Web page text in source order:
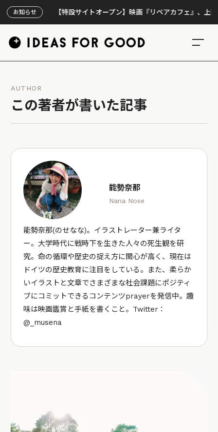
お知らせ【特設サイトオープン】映画『リペアカフェ』、上映300回
AUTHOR
この著者が書いた記事
能勢奈那
Nana Nose
能勢奈那(のせなな)。イラストレーター兼ライタ
ー。大学時代に戦時下を生きた人々の死生観を研
究。命の循環や歴史の捉え方に関心が高く、現在は
ドイツの歴史教育に注目をしている。また、柔らか
いイラストと文章でさまざまな社会課題にポジティ
ブにコミットできるコンテンツprayerを発信中。趣
味は映画鑑賞と手紙を書くこと。Twitter：
@_musena